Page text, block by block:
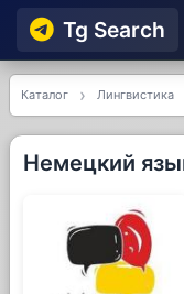
Tg Searсh
Каталог Лингвистика
Немецкий